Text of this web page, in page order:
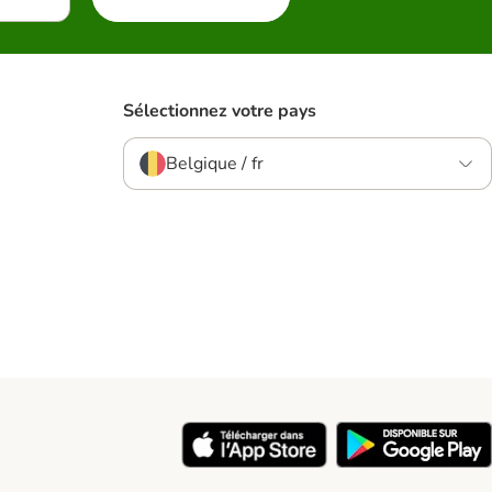
Sélectionnez votre pays
Belgique / fr